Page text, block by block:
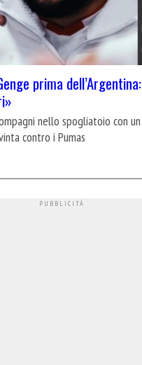
prima
nello spogliatoio con
contro i Pumas